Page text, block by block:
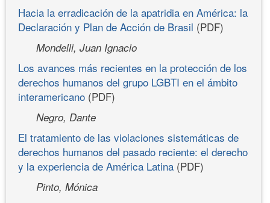
Hacia la erradicación de la apatridia en América: la
Declaración y Plan de Acción de Brasil (PDF)
Mondelli, Juan Ignacio
Los avances más recientes en la protección de los
derechos humanos del grupo LGBTI en el ámbito
interamericano (PDF)
Negro, Dante
El tratamiento de las violaciones sistemáticas de
derechos humanos del pasado reciente: el derecho
y la experiencia de América Latina (PDF)
Pinto, Mónica